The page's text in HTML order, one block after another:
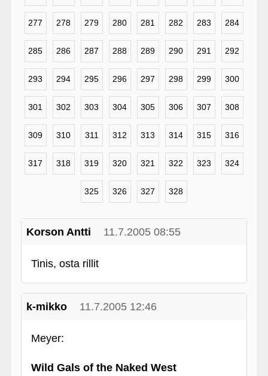
277 278 279 280 281 282 283 284
285 286 287 288 289 290 291 292
293 294 295 296 297 298 299 300
301 302 303 304 305 306 307 308
309 310 311 312 313 314 315 316
317 318 319 320 321 322 323 324
325 326 327 328
Korson Antti 11.7.2005 08:55
Tinis, osta rillit
k-mikko 11.7.2005 12:46
Meyer:
Wild Gals of the Naked West